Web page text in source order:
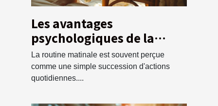
Les avantages
psychologiques de la
routine matinale pour la
santé
La routine matinale est souvent perçue
comme une simple succession d'actions
quotidiennes....